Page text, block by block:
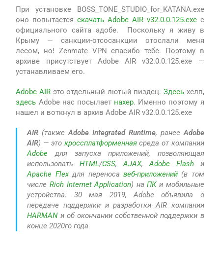
При установке BOSS_TONE_STUDIO_for_KATANA.exe
оно попытаетсяскачать Adobe AIR v32.0.0.125.exeс
официального сайта адобе. Поскольку я живу в
Крыму — санкции-отсосанкции отослали меня
лесом, но! Zenmate VPN спасибо тебе. Поэтому в
архиве присутствует Adobe AIR v32.0.0.125.exe —
устанавливаем его.
Adobe AIR это отдельный лютый пиздец.Здесь хелп,
здесь Adobe нас посылает нахер. Именно поэтому я
нашел и воткнул в архив Adobe AIR v32.0.0.125.exe
AIR (такжеAdobe Integrated Runtime, ранее Adobe
AIR) — это кроссплатформеннаясреда от компании
Adobe для запуска приложений, позволяющая
использоватьHTML/CSS,AJAX, Adobe Flashи
Apache Flexдля переноса веб-приложений(в том
числеRich Internet Application) наПКи мобильные
устройства. 30 мая 2019, Adobe объявила о
передаче поддержки и разработки AIR компании
HARMANи об окончании собственной поддержки в
конце 2020го года